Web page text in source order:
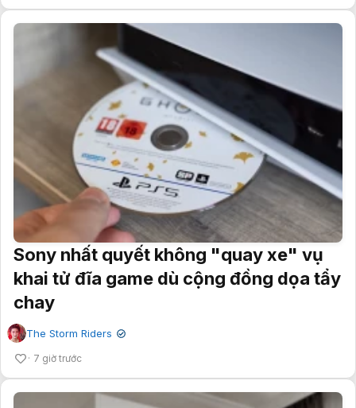
Sony nhất quyết không "quay xe" vụ
khai tử đĩa game dù cộng đồng dọa tẩy
chay
The Storm Riders ✔
7 giờ trước